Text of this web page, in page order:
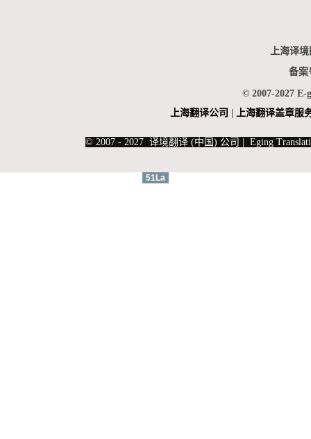
上海译
备案
© 2007-2027 E-
上海翻译公司 上海翻译盖章服
© 2007 - 2027 译境翻译 (中国) 公司 | Eging
51La